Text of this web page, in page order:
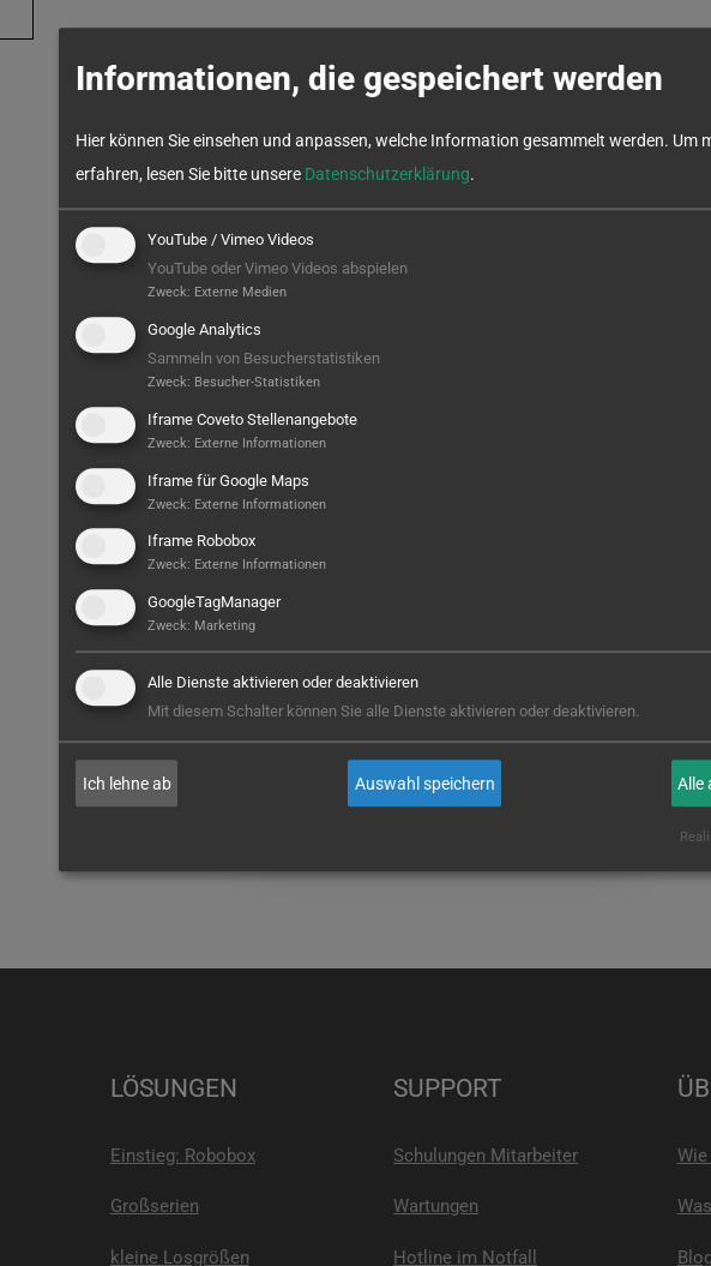
Hier ist noch was frei...
hinterlegt – aber wer weiß, vielleicht
steht hier bald Ihres? Wir sind bereit,
E-MAIL
LÖSUNGEN
Einstieg: Robobox
Großserien
kleine Losgrößen
SUPPORT
Schulungen Mitarbeiter
Wartungen
Hotline im Notfall
Informationen, die gespeichert werden
Hier können Sie einsehen und anpassen, welche Information gesammelt werden. Um
erfahren, lesen Sie bitte unsere Datenschutzerklärung.
YouTube / Vimeo Videos
YouTube oder Vimeo Videos abspielen
Zweck: Externe Medien
Google Analytics
Sammeln von Besucherstatistiken
Zweck: Besucher-Statistiken
Iframe Coveto Stellenangebote
Zweck: Externe Informationen
Iframe für Google Maps
Zweck: Externe Informationen
Iframe Robobox
Zweck: Externe Informationen
GoogleTagManager
Zweck: Marketing
Alle Dienste aktivieren oder deaktivieren
Mit diesem Schalter können Sie alle Dienste aktivieren oder deaktivieren.
Ich lehne ab Auswahl speichern Alle